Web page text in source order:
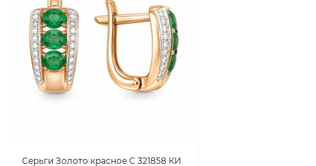
Серьги Золото красное С 321858 КИ